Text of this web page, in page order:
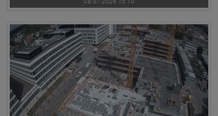
08.07.2026 15:10